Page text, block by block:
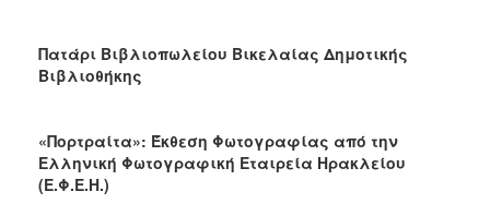
Πατάρι Βιβλιοπωλείου Βικελαίας Δημοτικής
Βιβλιοθήκης
«Πορτραίτα»: Έκθεση Φωτογραφίας από την
Ελληνική Φωτογραφική Εταιρεία Ηρακλείου
(Ε.Φ.Ε.Η.)